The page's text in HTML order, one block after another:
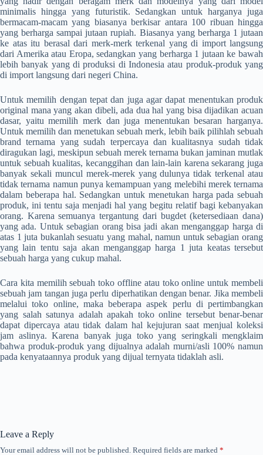
minimalis hingga yang futuristik. Sedangkan untuk harganya juga
bermacam-macam yang biasanya berkisar antara 100 ribuan hingga
yang berharga sampai jutaan rupiah. Biasanya yang berharga 1 jutaan
ke atas itu berasal dari merk-merk terkenal yang di import langsung
dari Amerika atau Eropa, sedangkan yang berharga 1 jutaan ke bawah
lebih banyak yang di produksi di Indonesia atau produk-produk yang
di import langsung dari negeri China.
Untuk memilih dengan tepat dan juga agar dapat menentukan produk
original mana yang akan dibeli, ada dua hal yang bisa dijadikan acuan
dasar, yaitu memilih merk dan juga menentukan besaran harganya.
Untuk memilih dan menetukan sebuah merk, lebih baik pilihlah sebuah
brand ternama yang sudah terpercaya dan kualitasnya sudah tidak
diragukan lagi, meskipun sebuah merek ternama bukan jaminan mutlak
untuk sebuah kualitas, kecanggihan dan lain-lain karena sekarang juga
banyak sekali muncul merek-merek yang dulunya tidak terkenal atau
tidak ternama namun punya kemampuan yang melebihi merek ternama
dalam beberapa hal. Sedangkan untuk menetukan harga pada sebuah
produk, ini tentu saja menjadi hal yang begitu relatif bagi kebanyakan
orang. Karena semuanya tergantung dari bugdet (ketersediaan dana)
yang ada. Untuk sebagian orang bisa jadi akan menganggap harga di
atas 1 juta bukanlah sesuatu yang mahal, namun untuk sebagian orang
yang lain tentu saja akan menganggap harga 1 juta keatas tersebut
sebuah harga yang cukup mahal.
Cara kita memilih sebuah toko offline atau toko online untuk membeli
sebuah jam tangan juga perlu diperhatikan dengan benar. Jika membeli
melalui toko online, maka beberapa aspek perlu di pertimbangkan
yang salah satunya adalah apakah toko online tersebut benar-benar
dapat dipercaya atau tidak dalam hal kejujuran saat menjual koleksi
jam aslinya. Karena banyak juga toko yang seringkali mengklaim
bahwa produk-produk yang dijualnya adalah murni/asli 100% namun
pada kenyataannya produk yang dijual ternyata tidaklah asli.
Leave a Reply
Your email address will not be published. Required fields are marked *